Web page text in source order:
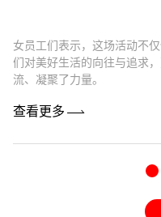
女员工们表示，这场活动不
们对美好生活的向往与追求
流、凝聚了力量。
查看更多